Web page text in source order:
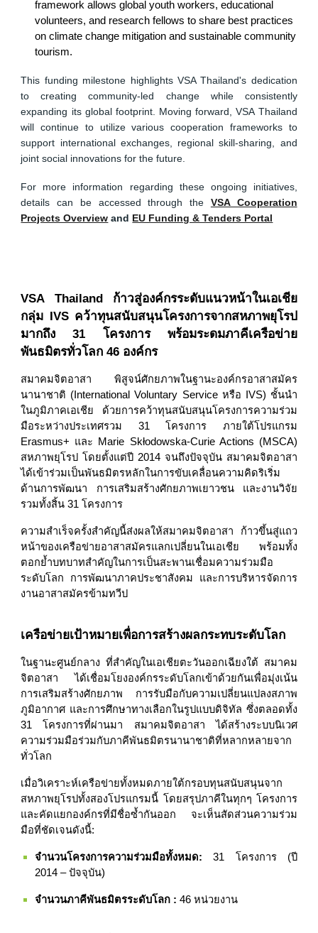
framework allows global youth workers, educational
volunteers, and research fellows to share best practices
on climate change mitigation and sustainable community
tourism.
This funding milestone highlights VSA Thailand's dedication
to creating community-led change while consistently
expanding its global footprint. Moving forward, VSA Thailand
will continue to utilize various cooperation frameworks to
support international exchanges, regional skill-sharing, and
joint social innovations for the future.
For more information regarding these ongoing initiatives,
details can be accessed through the VSA Cooperation
Projects Overview and EU Funding & Tenders Portal
VSA Thailand ก้าวสู่องค์กรระดับแนวหน้าในเอเชีย
กลุ่ม IVS คว้าทุนสนับสนุนโครงการจากสหภาพยุโรป
มากถึง 31 โครงการ พร้อมระดมภาคีเครือข่าย
พันธมิตรทั่วโลก 46 องค์กร
สมาคมจิตอาสา พิสูจน์ศักยภาพในฐานะองค์กรอาสาสมัคร
นานาชาติ (International Voluntary Service หรือ IVS) ชั้นนำ
ในภูมิภาคเอเชีย ด้วยการคว้าทุนสนับสนุนโครงการความร่วม
มือระหว่างประเทศรวม 31 โครงการ ภายใต้โปรแกรม
Erasmus+ และ Marie Skłodowska-Curie Actions (MSCA)
สหภาพยุโรป โดยตั้งแต่ปี 2014 จนถึงปัจจุบัน สมาคมจิตอาสา
ได้เข้าร่วมเป็นพันธมิตรหลักในการขับเคลื่อนความคิดริเริ่ม
ด้านการพัฒนา การเสริมสร้างศักยภาพเยาวชน และงานวิจัย
รวมทั้งสิ้น 31 โครงการ
ความสำเร็จครั้งสำคัญนี้ส่งผลให้สมาคมจิตอาสา ก้าวขึ้นสู่แถว
หน้าของเครือข่ายอาสาสมัครแลกเปลี่ยนในเอเชีย พร้อมทั้ง
ตอกย้ำบทบาทสำคัญในการเป็นสะพานเชื่อมความร่วมมือ
ระดับโลก การพัฒนาภาคประชาสังคม และการบริหารจัดการ
งานอาสาสมัครข้ามทวีป
เครือข่ายเป้าหมายเพื่อการสร้างผลกระทบระดับโลก
ในฐานะศูนย์กลาง ที่สำคัญในเอเชียตะวันออกเฉียงใต้ สมาคม
จิตอาสา ได้เชื่อมโยงองค์กรระดับโลกเข้าด้วยกันเพื่อมุ่งเน้น
การเสริมสร้างศักยภาพ การรับมือกับความเปลี่ยนแปลงสภาพ
ภูมิอากาศ และการศึกษาทางเลือกในรูปแบบดิจิทัล ซึ่งตลอดทั้ง
31 โครงการที่ผ่านมา สมาคมจิตอาสา ได้สร้างระบบนิเวศ
ความร่วมมือร่วมกับภาคีพันธมิตรนานาชาติที่หลากหลายจาก
ทั่วโลก
เมื่อวิเคราะห์เครือข่ายทั้งหมดภายใต้กรอบทุนสนับสนุนจาก
สหภาพยุโรปทั้งสองโปรแกรมนี้ โดยสรุปภาคีในทุกๆ โครงการ
และคัดแยกองค์กรที่มีชื่อซ้ำกันออก จะเห็นสัดส่วนความร่วม
มือที่ชัดเจนดังนี้:
จำนวนโครงการความร่วมมือทั้งหมด: 31 โครงการ (ปี
2014 – ปัจจุบัน)
จำนวนภาคีพันธมิตรระดับโลก : 46 หน่วยงาน